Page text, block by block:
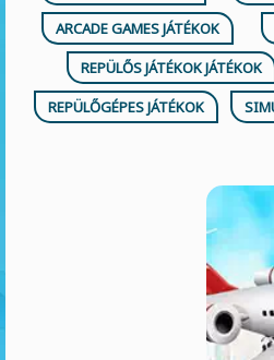
ARCADE GAMES JÁTÉKOK
REPÜLŐS JÁTÉKOK JÁTÉKOK
REPÜLŐGÉPES JÁTÉKOK